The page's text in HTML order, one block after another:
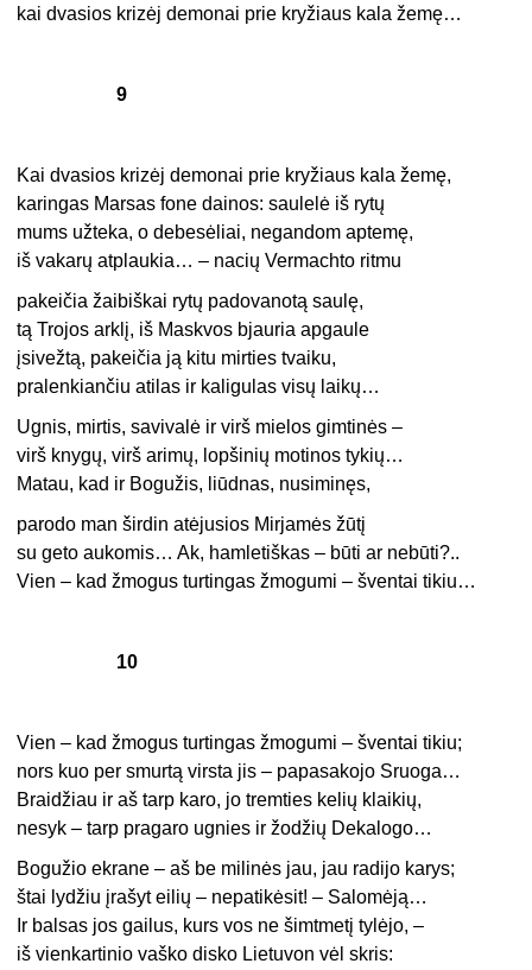
kai dvasios krizėj demonai prie kryžiaus kala žemę…
9
Kai dvasios krizėj demonai prie kryžiaus kala žemę,
karingas Marsas fone dainos: saulelė iš rytų
mums užteka, o debesėliai, negandom aptemę,
iš vakarų atplaukia… – nacių Vermachto ritmu
pakeičia žaibiškai rytų padovanotą saulę,
tą Trojos arklį, iš Maskvos bjauria apgaule
įsivežtą, pakeičia ją kitu mirties tvaiku,
pralenkiančiu atilas ir kaligulas visų laikų…
Ugnis, mirtis, savivalė ir virš mielos gimtinės –
virš knygų, virš arimų, lopšinių motinos tykių…
Matau, kad ir Bogužis, liūdnas, nusiminęs,
parodo man širdin atėjusios Mirjamės žūtį
su geto aukomis… Ak, hamletiškas – būti ar nebūti?..
Vien – kad žmogus turtingas žmogumi – šventai tikiu…
10
Vien – kad žmogus turtingas žmogumi – šventai tikiu;
nors kuo per smurtą virsta jis – papasakojo Sruoga…
Braidžiau ir aš tarp karo, jo tremties kelių klaikių,
nesyk – tarp pragaro ugnies ir žodžių Dekalogo…
Bogužio ekrane – aš be milinės jau, jau radijo karys;
štai lydžiu įrašyt eilių – nepatikėsit! – Salomėją…
Ir balsas jos gailus, kurs vos ne šimtmetį tylėjo, –
iš vienkartinio vaško disko Lietuvon vėl skris: